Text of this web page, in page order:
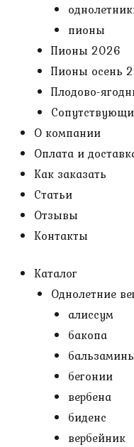
пионы
Пионы 2026
Пионы осень
Плодово-
О компании
Оплата и
Как заказать
Статьи
Отзывы
Контакты
Каталог
Однолетние
алиссум
бакопа
бегонии
вербена
биденс
вербейник